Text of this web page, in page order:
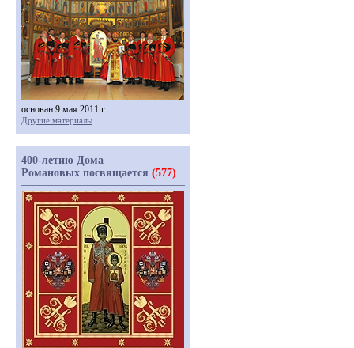
основан 9 мая 2011 г.
Другие материалы
400-летию Дома
Романовых посвящается (577)